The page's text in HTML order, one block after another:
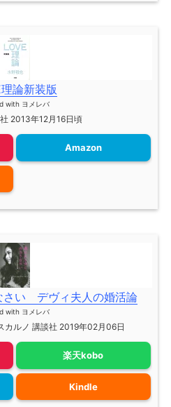
論新装版
with ヨメレバ
2013年12月16日頃
Amazon
さい デヴィ夫人の婚活論
with ヨメレバ
カルノ 講談社 2019年02月06日
楽天kobo
Kindle